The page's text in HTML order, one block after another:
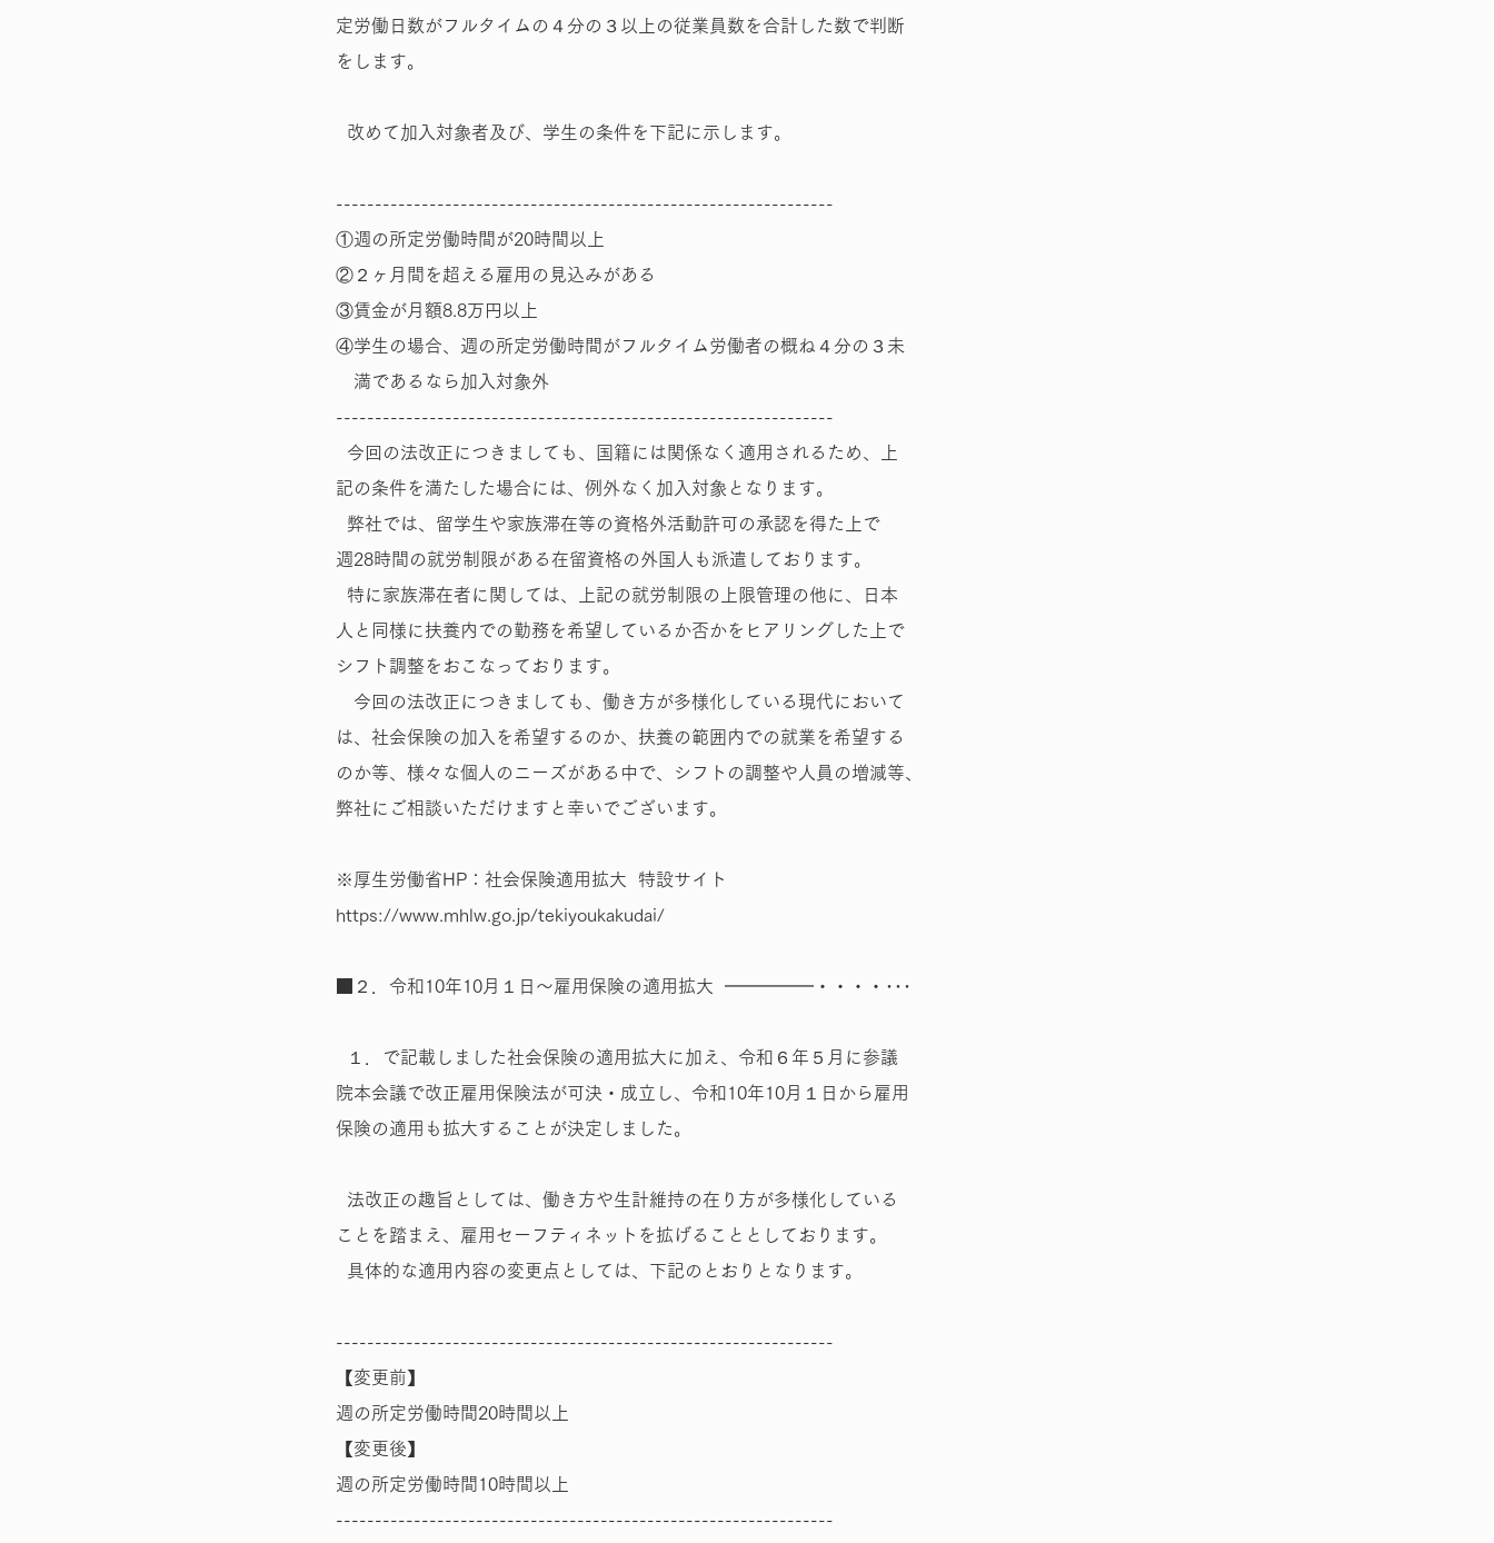
定労働日数がフルタイムの４分の３以上の従業員数を合計した数で判断
をします。
改めて加入対象者及び、学生の条件を下記に示します。
----------------------------------------------------------------
①週の所定労働時間が20時間以上
②２ヶ月間を超える雇用の見込みがある
③賃金が月額8.8万円以上
④学生の場合、週の所定労働時間がフルタイム労働者の概ね４分の３未
満であるなら加入対象外
----------------------------------------------------------------
今回の法改正につきましても、国籍には関係なく適用されるため、上
記の条件を満たした場合には、例外なく加入対象となります。
弊社では、留学生や家族滞在等の資格外活動許可の承認を得た上で
週28時間の就労制限がある在留資格の外国人も派遣しております。
特に家族滞在者に関しては、上記の就労制限の上限管理の他に、日本
人と同様に扶養内での勤務を希望しているか否かをヒアリングした上で
シフト調整をおこなっております。
今回の法改正につきましても、働き方が多様化している現代において
は、社会保険の加入を希望するのか、扶養の範囲内での就業を希望する
のか等、様々な個人のニーズがある中で、シフトの調整や人員の増減等、
弊社にご相談いただけますと幸いでございます。
※厚生労働省HP：社会保険適用拡大 特設サイト
https://www.mhlw.go.jp/tekiyoukakudai/
■２．令和10年10月１日～雇用保険の適用拡大 ━━━━━・・・・･･･
１．で記載しました社会保険の適用拡大に加え、令和６年５月に参議
院本会議で改正雇用保険法が可決・成立し、令和10年10月１日から雇用
保険の適用も拡大することが決定しました。
法改正の趣旨としては、働き方や生計維持の在り方が多様化している
ことを踏まえ、雇用セーフティネットを拡げることとしております。
具体的な適用内容の変更点としては、下記のとおりとなります。
----------------------------------------------------------------
【変更前】
週の所定労働時間20時間以上
【変更後】
週の所定労働時間10時間以上
----------------------------------------------------------------